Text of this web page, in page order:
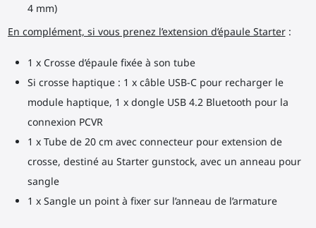
4 mm)
En complément, si vous prenez l’extension d’épaule Starter:
1 x Crosse d’épaule fixée à son tube
Si crosse haptique : 1 x câble USB-C pour recharger le
module haptique, 1 x dongle USB 4.2 Bluetooth pour la
connexion PCVR
1 x Tube de 20 cm avec connecteur pour extension de
crosse, destiné au Starter gunstock, avec un anneau pour
sangle
1 x Sangle un point à fixer sur l’anneau de l’armature